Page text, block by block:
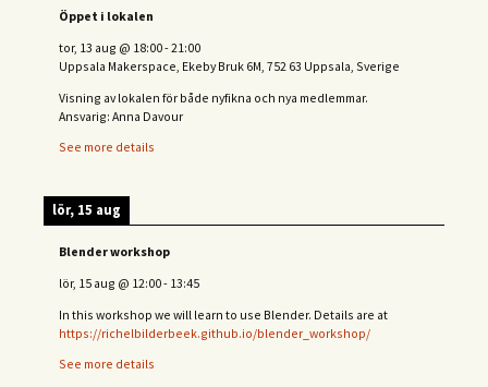
Öppet i lokalen
tor, 13 aug @ 18:00-21:00
Uppsala Makerspace, Ekeby Bruk 6M, 752 63 Uppsala, Sverige
Visning av lokalen för både nyfikna och nya medlemmar.
Ansvarig: Anna Davour
See more details
lör, 15 aug
Blender workshop
lör, 15 aug @ 12:00- 13:45
In this workshop we will learn to use Blender. Details are at
https://richelbilderbeek.github.io/blender_workshop/
See more details